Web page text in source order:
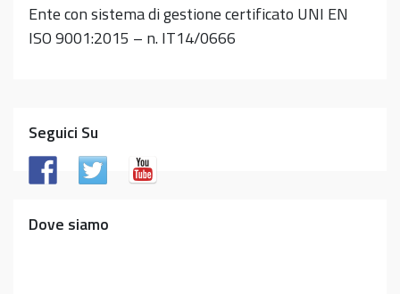
Ente con sistema di gestione certificato UNI EN
ISO 9001:2015 – n. IT14/0666
Seguici Su
Dove siamo